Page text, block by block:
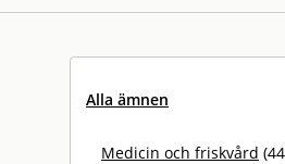
Alla ämnen
Medicin och friskvård